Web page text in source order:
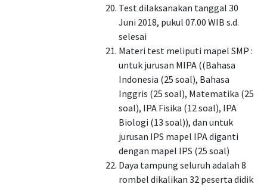
Test dilaksanakan tanggal 30
Juni 2018, pukul 07.00 WIB s.d.
selesai
Materi test meliputi mapel SMP :
untuk jurusan MIPA ((Bahasa
Indonesia (25 soal), Bahasa
Inggris (25 soal), Matematika (25
soal), IPA Fisika (12 soal), IPA
Biologi (13 soal)), dan untuk
jurusan IPS mapel IPA diganti
dengan mapel IPS (25 soal)
Daya tampung seluruh adalah 8
rombel dikalikan 32 peserta didik